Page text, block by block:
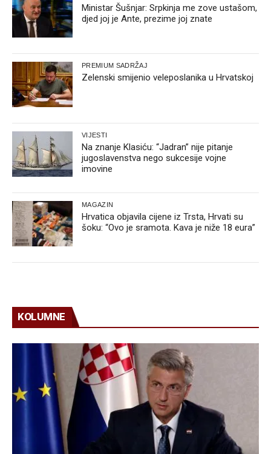
Ministar Šušnjar: Srpkinja me zove ustašom,
djed joj je Ante, prezime joj znate
PREMIUM SADRŽAJ
Zelenski smijenio veleposlanika u Hrvatskoj
VIJESTI
Na znanje Klasiću: “Jadran” nije pitanje
jugoslavenstva nego sukcesije vojne
imovine
MAGAZIN
Hrvatica objavila cijene iz Trsta, Hrvati su
šoku: “Ovo je sramota. Kava je niže 18 eura”
KOLUMNE